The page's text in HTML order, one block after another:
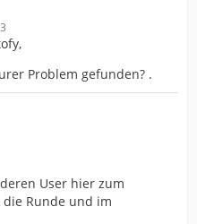
Problem gefunden? .
User hier zum
die Runde und im